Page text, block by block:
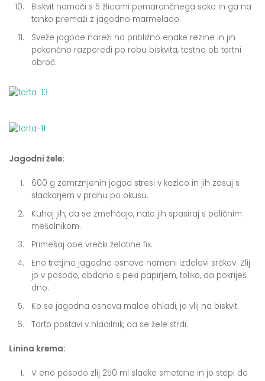
Biskvit namoči s 5 žlicami pomarančnega soka in ga na
tanko premaži z jagodno marmelado.
Sveže jagode nareži na približno enake rezine in jih
pokončno razporedi po robu biskvita, testno ob tortni
obroč.
Jagodni žele:
600 g zamrznjenih jagod stresi v kozico in jih zasuj s
sladkorjem v prahu po okusu.
Kuhaj jih, da se zmehčajo, nato jih spasiraj s paličnim
mešalnikom.
Primešaj obe vrečki želatine fix.
Eno tretjino jagodne osnove nameni izdelavi srčkov. Zlij
jo v posodo, obdano s peki papirjem, toliko, da pokriješ
dno.
Ko se jagodna osnova malce ohladi, jo vlij na biskvit.
Torto postavi v hladilnik, da se žele strdi.
Linina krema:
V eno posodo zlij 250 ml sladke smetane in jo stepi do